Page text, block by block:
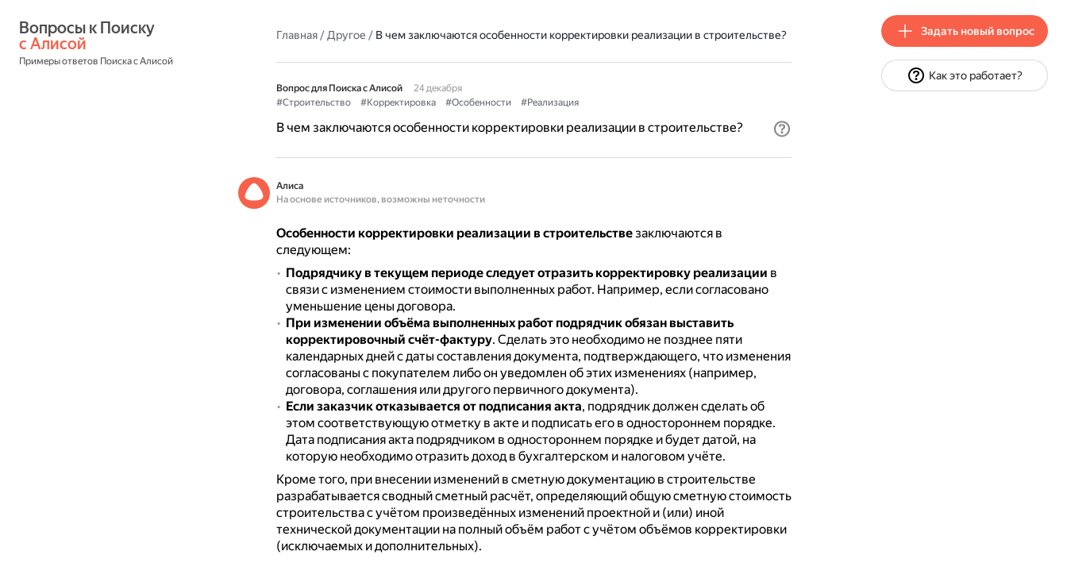
с Алисой
Примеры ответов Поиска с Алисой
Главная/Другое / В чем заключаются особенности корректировки реализации в строительстве?
Вопрос для Поиска с Алисой
24 декабря
#Строительство
#Корректировка #Особенности #Реализация
В чем заключаются особенности корректировки реализации в строительстве?
Алиса
На основе источников, возможны неточности
Особенности корректировки реализации в строительствезаключаются в
следующем:
Подрядчику в текущем периоде следует отразить корректировку реализации в
связи с изменением стоимости выполненных работ. Например, если согласовано
уменьшение цены договора.
При изменении объёма выполненных работ подрядчик обязан выставить
корректировочный счёт-фактуру. Сделать это необходимо не позднее пяти
календарных дней с даты составления документа, подтверждающего, что изменения
согласованы с покупателем либо он уведомлен об этих изменениях (например,
договора, соглашения или другого первичного документа).
Если заказчик отказывается от подписания акта, подрядчик должен сделать об
этом соответствующую отметку в акте и подписать его в одностороннем порядке.
Дата подписания акта подрядчиком в одностороннем порядке и будет датой, на
которую необходимо отразить доход в бухгалтерском и налоговом учёте.
Кроме того, при внесении изменений в сметную документацию в строительстве
разрабатывается сводный сметный расчёт, определяющий общую сметную стоимость
строительства с учётом произведённых изменений проектной и (или) иной
технической документации на полный объём работ с учётом объёмов корректировки
(исключаемых и дополнительных).
Задать новый вопрос
Как это работает?